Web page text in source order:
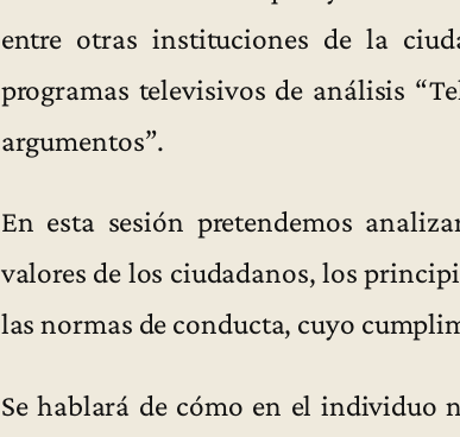
entre otras instituciones de la
programas televisivos de análisis
argumentos”.
En esta sesión pretendemos
valores de los ciudadanos, los
las normas de conducta, cuyo
Se hablará de cómo en el individuo